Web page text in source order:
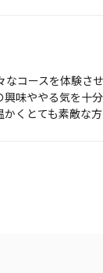
コースを体験さ
味ややる気を十
くとても素敵な方